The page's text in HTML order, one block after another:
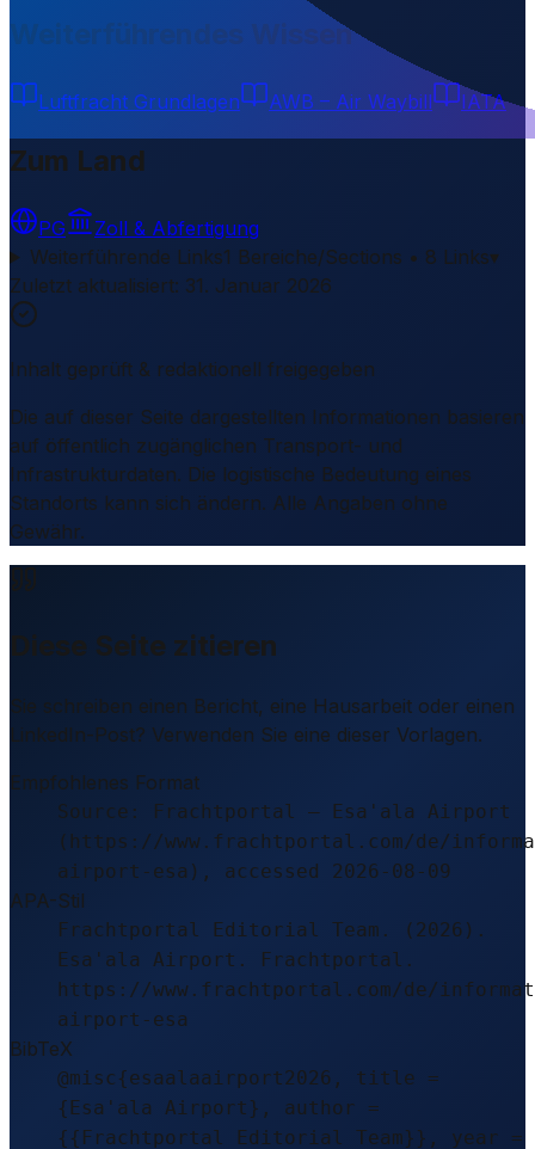
Weiterführendes Wissen
Luftfracht Grundlagen AWB – Air Waybill IATA
Zum Land
PG
Zoll & Abfertigung
Weiterführende Links1 Bereiche/Sections • 8 Links▾
Zuletzt aktualisiert: 31. Januar 2026
Inhalt geprüft & redaktionell freigegeben
Die auf dieser Seite dargestellten Informationen basieren
auf öffentlich zugänglichen Transport- und
Infrastrukturdaten. Die logistische Bedeutung eines
Standorts kann sich ändern. Alle Angaben ohne
Gewähr.
Diese Seite zitieren
Sie schreiben einen Bericht, eine Hausarbeit oder einen
LinkedIn-Post? Verwenden Sie eine dieser Vorlagen.
Empfohlenes Format
Source: Frachtportal – Esa'ala Airport
(https://www.frachtportal.com/de/
airport-esa), accessed 2026-08-09
APA-Stil
Frachtportal Editorial Team. (2026).
Esa'ala Airport. Frachtportal.
https://www.frachtportal.com/de/
airport-esa
BibTeX
@misc{esaalaairport2026, title =
{Esa'ala Airport}, author =
{{Frachtportal Editorial Team}}, year =